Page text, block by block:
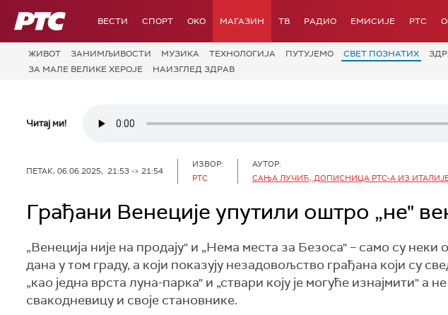
РТС ВЕСТИ СПОРТ OKO МАГАЗИН ТВ РАДИО ЕМИСИЈЕ РТС
ЖИВОТ ЗАНИМЉИВОСТИ МУЗИКА ТЕХНОЛОГИЈA ПУТУЈЕМО СВЕТ ПОЗНАТИХ
ЗА МАЛЕ ВЕЛИКЕ ХЕРОЈЕ
НАИЗГЛЕД ЗДРАВ
Читај ми!
ПЕТАК, 06.06.2025, 21:53 -> 21:54
ИЗВОР:
РТС
АУТОР:
САЊА ЛУЧИЋ, ДОПИСНИЦА РТС-А ИЗ
Грађани Венеције упутили оштро „не"
„Венеција није на продају" и „Нема места за Безоса" – само су неки
дана у том граду, а који показују незадовољство грађана који су
„као једна врста луна-парка" и „ствари коју је могуће изнајмити" а
свакодневицу и своје становнике.